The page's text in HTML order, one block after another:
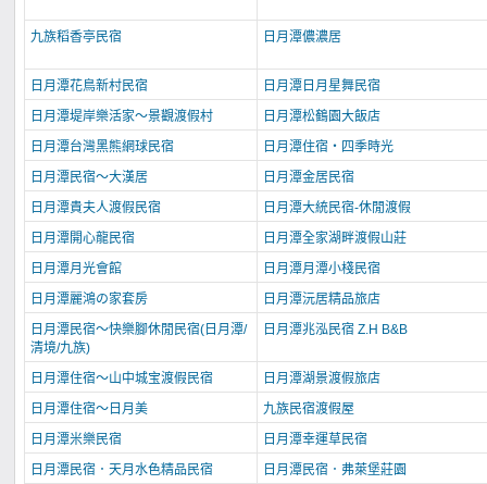
九族稻香亭民宿 日月潭儂濃居
日月潭花鳥新村民宿
日月潭日月星舞民宿
日月潭堤岸樂活家～景觀渡假村
日月潭松鶴園大飯店
日月潭台灣黑熊網球民宿
日月潭住宿‧四季時光
日月潭民宿～大漢居
日月潭金居民宿
日月潭貴夫人渡假民宿
日月潭大統民宿-休閒渡假
日月潭開心龍民宿
日月潭全家湖畔渡假山莊
日月潭月光會館
日月潭月潭小棧民宿
日月潭麗鴻の家套房
日月潭沅居精品旅店
日月潭民宿～快樂腳休閒民宿(日月潭/
清境/九族)
日月潭兆泓民宿 Z.H B&B
日月潭住宿～山中城宝渡假民宿
日月潭湖景渡假旅店
日月潭住宿～日月美
九族民宿渡假屋
日月潭米樂民宿
日月潭幸運草民宿
日月潭民宿．天月水色精品民宿
日月潭民宿．弗萊堡莊園